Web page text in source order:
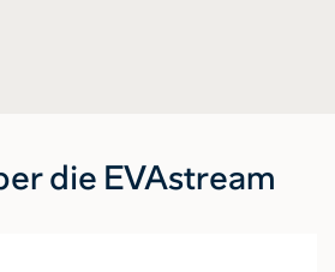
die EVAstream